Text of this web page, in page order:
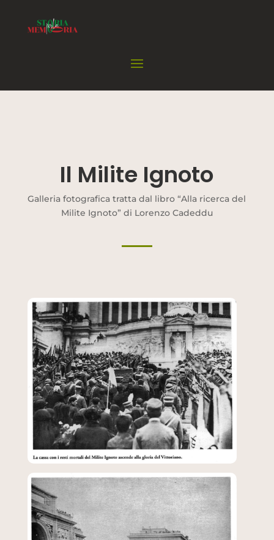
Il Milite Ignoto
Galleria fotografica tratta dal libro “Alla ricerca del
Milite Ignoto” di Lorenzo Cadeddu